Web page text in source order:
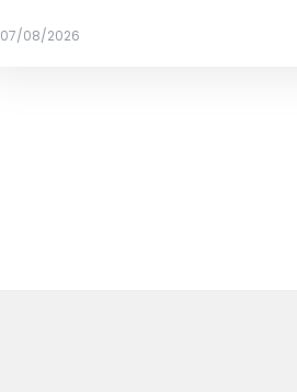
07/08/2026